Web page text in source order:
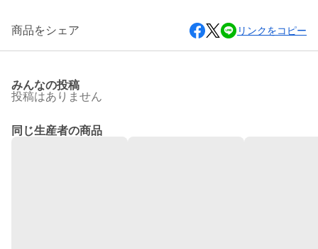
商品をシェア リンクをコピー
みんなの投稿
投稿はありません
同じ生産者の商品